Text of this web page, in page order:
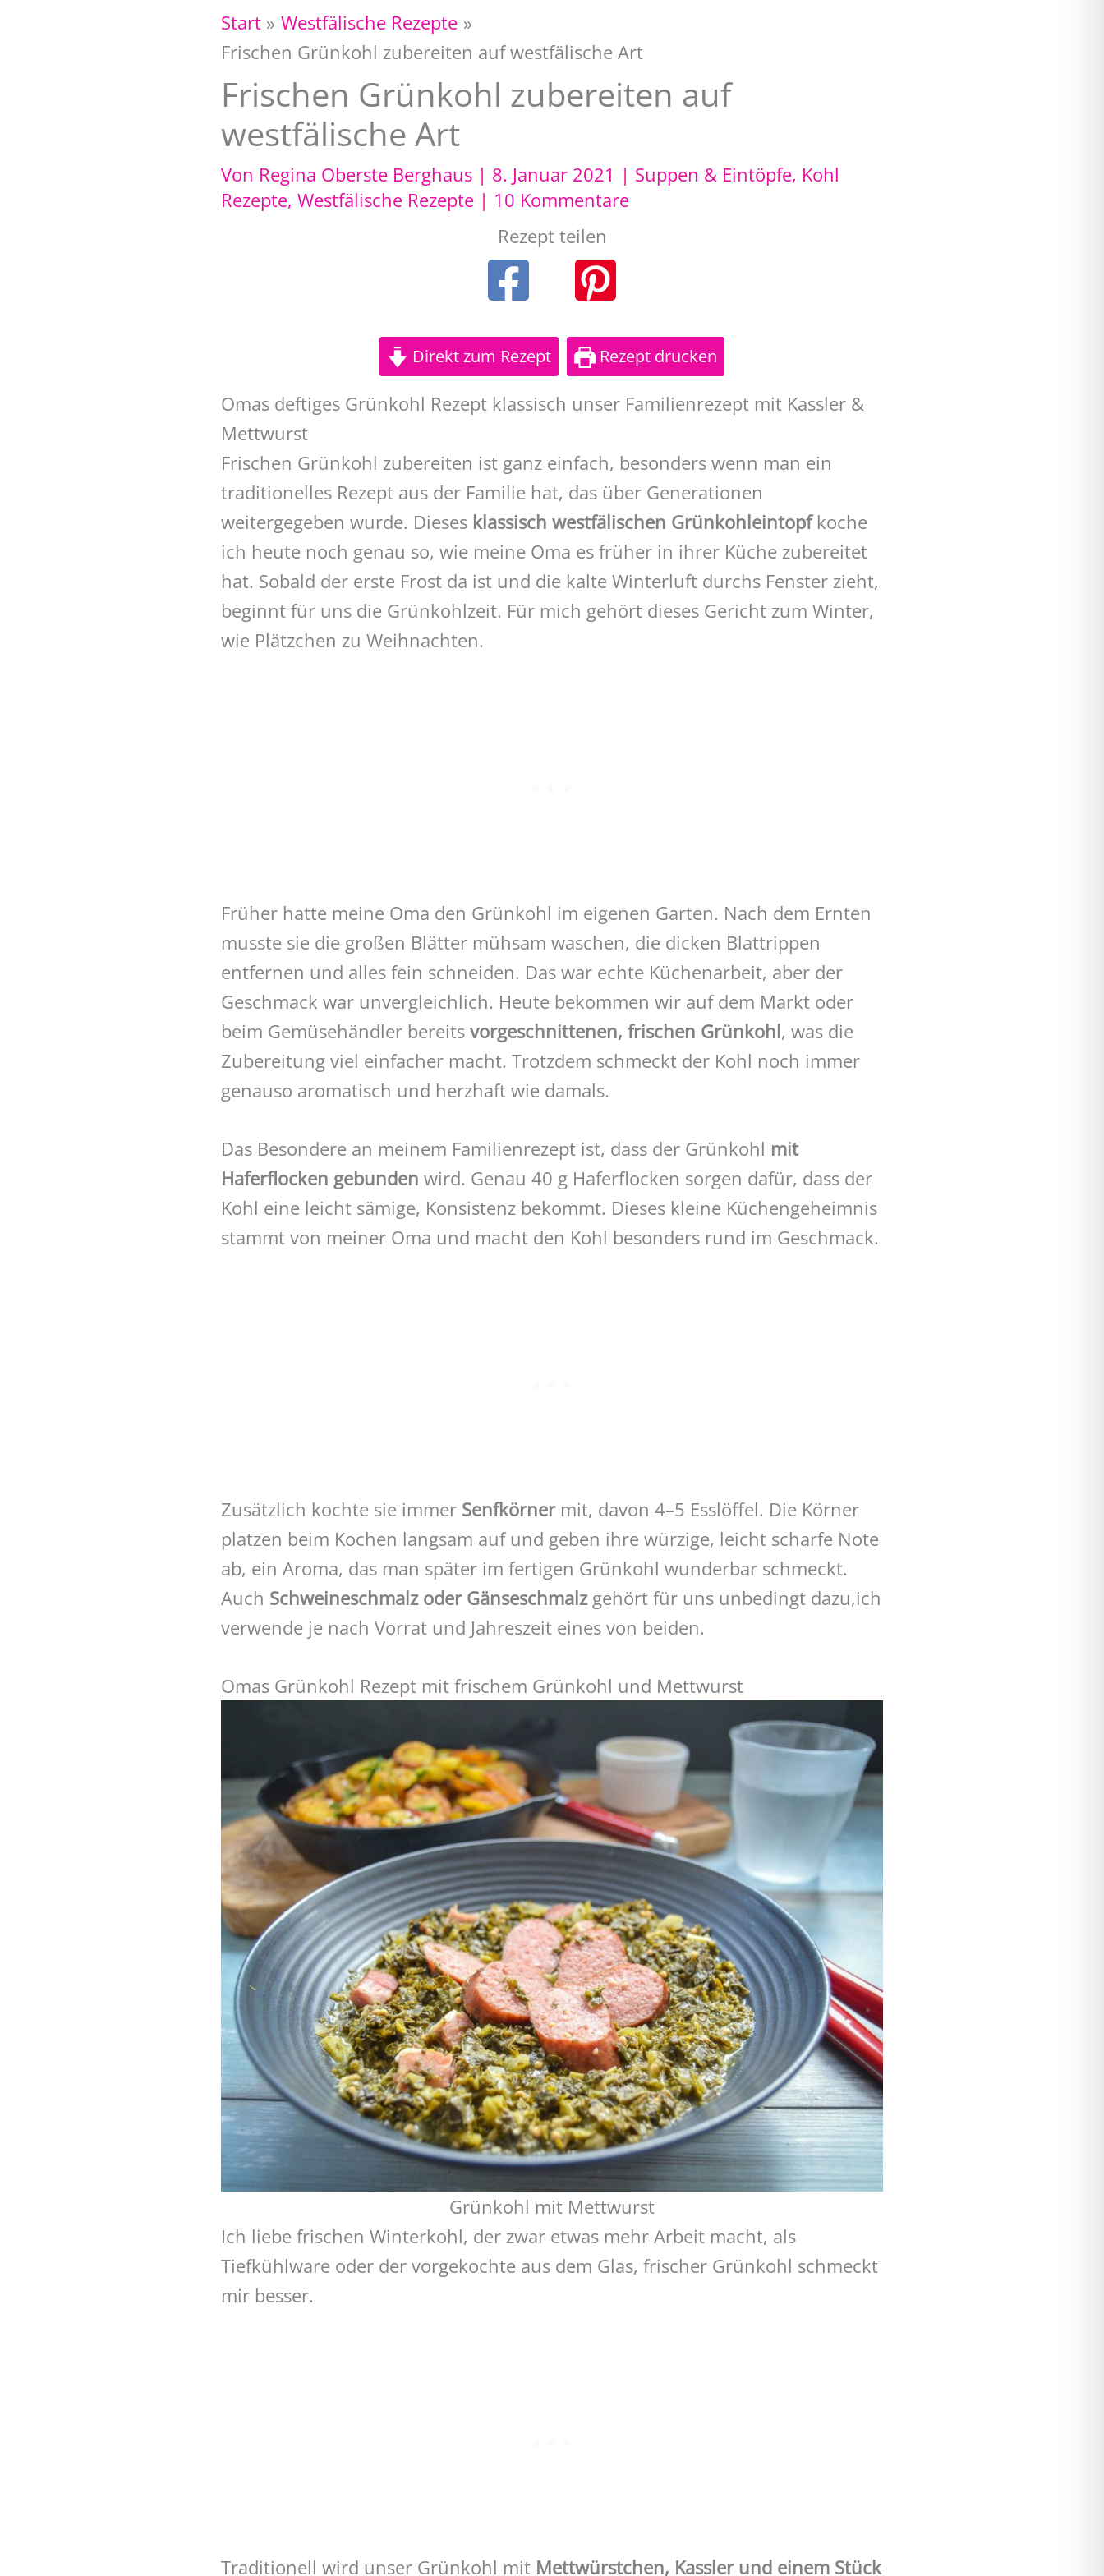
Start
Westfälische Rezepte
Frischen Grünkohl zubereiten auf westfälische Art
Frischen Grünkohl zubereiten auf
westfälische Art
Von Regina Oberste Berghaus | 8. Januar 2021 | Suppen & Eintöpfe, Kohl
Rezepte, Westfälische Rezepte| 10 Kommentare
Rezept teilen
Direkt zum Rezept Rezept drucken
Omas deftiges Grünkohl Rezept klassisch unser Familienrezept mit Kassler &
Mettwurst
Frischen Grünkohl zubereiten ist ganz einfach, besonders wenn man ein
traditionelles Rezept aus der Familie hat, das über Generationen
weitergegeben wurde. Dieses klassisch westfälischen Grünkohleintopfkoche
ich heute noch genau so, wie meine Oma es früher in ihrer Küche zubereitet
hat. Sobald der erste Frost da ist und die kalte Winterluft durchs Fenster zieht,
beginnt für uns die Grünkohlzeit. Für mich gehört dieses Gericht zum Winter,
wie Plätzchen zu Weihnachten.
Früher hatte meine Oma den Grünkohl im eigenen Garten. Nach dem Ernten
musste sie die großen Blätter mühsam waschen, die dicken Blattrippen
entfernen und alles fein schneiden. Das war echte Küchenarbeit, aber der
Geschmack war unvergleichlich. Heute bekommen wir auf dem Markt oder
beim Gemüsehändler bereits vorgeschnittenen, frischen Grünkohl, was die
Zubereitung viel einfacher macht. Trotzdem schmeckt der Kohl noch immer
genauso aromatisch und herzhaft wie damals.
Das Besondere an meinem Familienrezept ist, dass der Grünkohl mit
Haferflocken gebunden wird. Genau 40 g Haferflocken sorgen dafür, dass der
Kohl eine leicht sämige, Konsistenz bekommt. Dieses kleine Küchengeheimnis
stammt von meiner Oma und macht den Kohl besonders rund im Geschmack.
Zusätzlich kochte sie immer Senfkörnermit, davon 4–5 Esslöffel. Die Körner
platzen beim Kochen langsam auf und geben ihre würzige, leicht scharfe Note
ab, ein Aroma, das man später im fertigen Grünkohl wunderbar schmeckt.
Auch Schweineschmalz oder Gänseschmalzgehört für uns unbedingt dazu,ich
verwende je nach Vorrat und Jahreszeit eines von beiden.
Omas Grünkohl Rezept mit frischem Grünkohl und Mettwurst
Grünkohl mit Mettwurst
Ich liebe frischen Winterkohl, der zwar etwas mehr Arbeit macht, als
Tiefkühlware oder der vorgekochte aus dem Glas, frischer Grünkohl schmeckt
mir besser.
Traditionell wird unser Grünkohl mit Mettwürstchen, Kassler und einem Stück